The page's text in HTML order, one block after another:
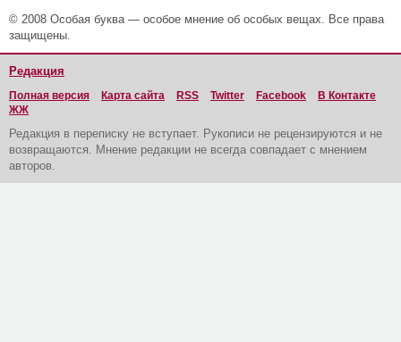
© 2008 Особая буква — особое мнение об особых вещах. Все права
защищены.
Редакция
Полная версия Карта сайта RSS Twitter Facebook
В Контакте
ЖЖ
Редакция в переписку не вступает. Рукописи не рецензируются и не
возвращаются. Мнение редакции не всегда совпадает с мнением
авторов.